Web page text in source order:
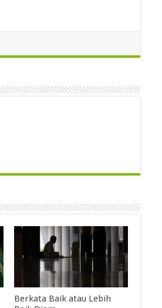
Berkata Baik atau Lebih